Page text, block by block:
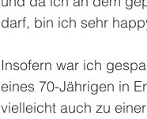
darf, bin ich sehr
Insofern war ich
eines 70-Jährigen in
vielleicht auch zu